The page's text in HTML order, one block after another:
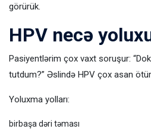
görürük.
HPV necə
Pasiyentlərim çox vaxt soruşur:
tutdum?” Əslində HPV çox asan
Yoluxma yolları:
birbaşa dəri təması